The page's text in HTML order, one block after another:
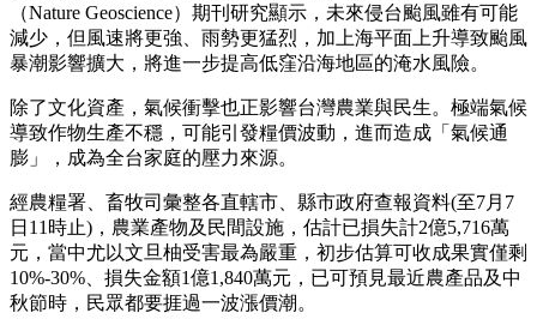
（Nature Geoscience）期刊研究顯示，未來侵台颱風雖有可能
減少，但風速將更強、雨勢更猛烈，加上海平面上升導致颱風
暴潮影響擴大，將進一步提高低窪沿海地區的淹水風險。
除了文化資產，氣候衝擊也正影響台灣農業與民生。極端氣候
導致作物生產不穩，可能引發糧價波動，進而造成「氣候通
膨」，成為全台家庭的壓力來源。
經農糧署、畜牧司彙整各直轄市、縣市政府查報資料(至7月7
日11時止)，農業產物及民間設施，估計已損失計2億5,716萬
元，當中尤以文旦柚受害最為嚴重，初步估算可收成果實僅剩
10%-30%、損失金額1億1,840萬元，已可預見最近農產品及中
秋節時，民眾都要捱過一波漲價潮。